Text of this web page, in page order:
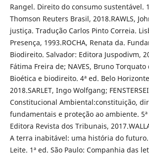
Rangel. Direito do consumo sustentável.
Thomson Reuters Brasil, 2018.RAWLS,
justiça. Tradução Carlos Pinto Correia.
Presença, 1993.ROCHA, Renata da.
Biodireito. Salvador: Editora Juspodivm,
Fátima Freira de; NAVES, Bruno
Bioética e biodireito. 4ª ed. Belo
2018.SARLET, Ingo Wolfgang;
Constitucional Ambiental:constituição,
fundamentais e proteção ao ambiente. 5ª
Editora Revista dos Tribunais,
A terra inabitável: uma história do futuro.
Leite. 1ª ed. São Paulo: Companhia das